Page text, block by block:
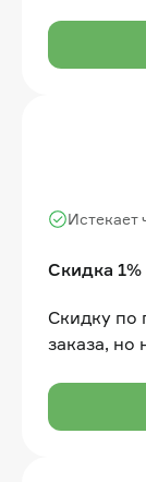
Скидка 1%
Истекает
Скидку по
заказа, но